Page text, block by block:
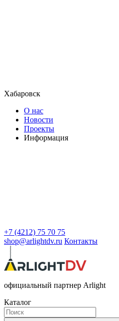
Хабаровск
О нас
Новости
Проекты
Информация
+7 (4212) 75 70 75
shop@arlightdv.ru Контакты
официальный партнер Arlight
Каталог